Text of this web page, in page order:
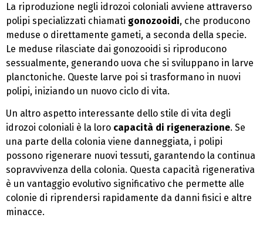
La riproduzione negli idrozoi coloniali avviene attraverso
polipi specializzati chiamati gonozooidi, che producono
meduse o direttamente gameti, a seconda della specie.
Le meduse rilasciate dai gonozooidi si riproducono
sessualmente, generando uova che si sviluppano in larve
planctoniche. Queste larve poi si trasformano in nuovi
polipi, iniziando un nuovo ciclo di vita.
Un altro aspetto interessante dello stile di vita degli
idrozoi coloniali è la loro capacità di rigenerazione. Se
una parte della colonia viene danneggiata, i polipi
possono rigenerare nuovi tessuti, garantendo la continua
sopravvivenza della colonia. Questa capacità rigenerativa
è un vantaggio evolutivo significativo che permette alle
colonie di riprendersi rapidamente da danni fisici e altre
minacce.